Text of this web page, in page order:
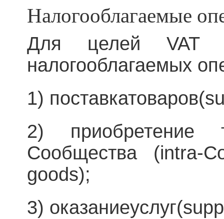
Налогооблагаемые
Для целей VAT
налогооблагаемых
1)
2) приобретение
Сообщества (intra-
goods);
3)